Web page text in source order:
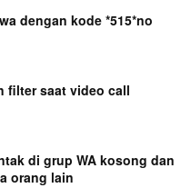
dengan kode *515*no
filter saat video call
di grup WA kosong dan
orang lain